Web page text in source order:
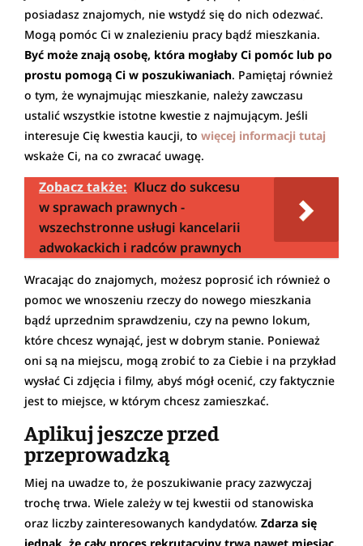
posiadasz znajomych, nie wstydź się do nich odezwać.
Mogą pomóc Ci w znalezieniu pracy bądź mieszkania.
Być może znają osobę, która mogłaby Ci pomóc lub po
prostu pomogą Ci w poszukiwaniach. Pamiętaj również
o tym, że wynajmując mieszkanie, należy zawczasu
ustalić wszystkie istotne kwestie z najmującym. Jeśli
interesuje Cię kwestia kaucji, to więcej informacji tutaj
wskaże Ci, na co zwracać uwagę.
Zobacz także: Klucz do sukcesu
w sprawach prawnych -
wszechstronne usługi kancelarii
adwokackich i radców prawnych
Wracając do znajomych, możesz poprosić ich również o
pomoc we wnoszeniu rzeczy do nowego mieszkania
bądź uprzednim sprawdzeniu, czy na pewno lokum,
które chcesz wynająć, jest w dobrym stanie. Ponieważ
oni są na miejscu, mogą zrobić to za Ciebie i na przykład
wysłać Ci zdjęcia i filmy, abyś mógł ocenić, czy faktycznie
jest to miejsce, w którym chcesz zamieszkać.
Aplikuj jeszcze przed
przeprowadzką
Miej na uwadze to, że poszukiwanie pracy zazwyczaj
trochę trwa. Wiele zależy w tej kwestii od stanowiska
oraz liczby zainteresowanych kandydatów. Zdarza się